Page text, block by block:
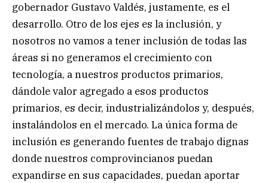
gobernador Gustavo Valdés, justamente, es el
desarrollo. Otro de los ejes es la inclusión, y
nosotros no vamos a tener inclusión de todas las
áreas si no generamos el crecimiento con
tecnología, a nuestros productos primarios,
dándole valor agregado a esos productos
primarios, es decir, industrializándolos y, después,
instalándolos en el mercado. La única forma de
inclusión es generando fuentes de trabajo dignas
donde nuestros comprovincianos puedan
expandirse en sus capacidades, puedan aportar